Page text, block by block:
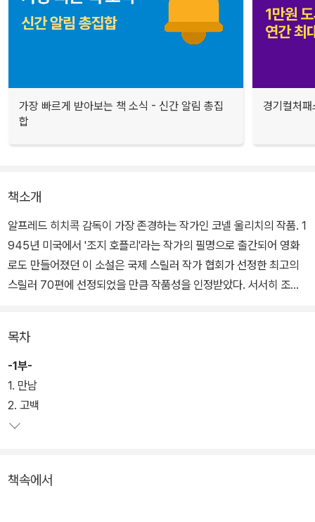
가장 빠르게 받아보는 책 소식 - 신간 알림 총집
합
경기컬처
책소개
알프레드 히치콕 감독이 가장 존경하는 작가인 코넬 울리치의 작품. 1
945년 미국에서 '조지 호플리'라는 작가의 필명으로 출간되어 영화
로도 만들어졌던 이 소설은 국제 스릴러 작가 협회가 선정한 최고의
스릴러 70편에 선정되었을 만큼 작품성을 인정받았다. 서서히 조여
형사 톰 숀은 우연히 다리에서 뛰어내려 자살하려는 한 여자를 구하
게 된다. 여자의 이름은 진 레이드. 유복한 집안의 외동딸인 그녀가 자
살이라는 극단적인 방법을 선택할 수밖에 없었던 이유가 궁금했던 톰
은 그녀의 이야기에 귀를 기울인다. 어느 날 진의 아버지 할란 레이드
목차
-1부-
1. 만남
2. 고백
책속에서